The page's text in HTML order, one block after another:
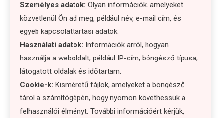
Személyes adatok: Olyan információk, amelyeket
közvetlenül Ön ad meg, például név, e-mail cím, és
egyéb kapcsolattartási adatok.
Használati adatok: Információk arról, hogyan
használja a weboldalt, például IP-cím, böngésző típusa,
látogatott oldalak és időtartam.
Cookie-k: Kisméretű fájlok, amelyeket a böngésző
tárol a számítógépén, hogy nyomon követhessük a
felhasználói élményt. További információért kérjük,